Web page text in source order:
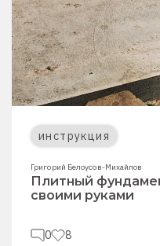
инструкция
Григорий Белоусов-Михайлов
Плитный
своими руками
0 8